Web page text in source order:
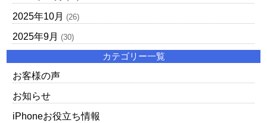
2025年10月 (26)
2025年9月 (30)
カテゴリー一覧
お客様の声
お知らせ
iPhoneお役立ち情報